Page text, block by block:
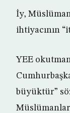
İy,
ihtiyacının
YEE
büyüktür”